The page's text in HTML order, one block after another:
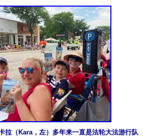
拉（Kara，左）多年来一直是法轮大法游行队